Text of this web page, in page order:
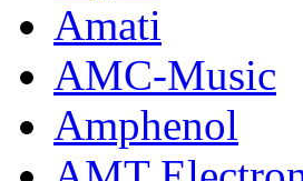
Amati
AMC-Music
Amphenol